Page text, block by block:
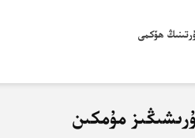
ھۆكمى
مۇمكىن